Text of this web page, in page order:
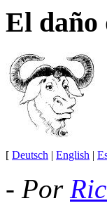
El daño
[ Deutsch | English |
- Por